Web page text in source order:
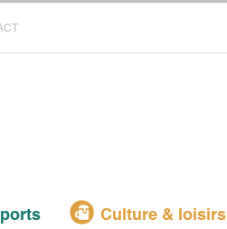
Culture & loisirs